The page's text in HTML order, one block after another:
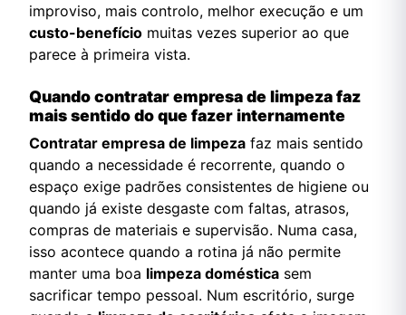
improviso, mais controlo, melhor execução e um
custo-benefício muitas vezes superior ao que
parece à primeira vista.
Quando contratar empresa de limpeza faz
mais sentido do que fazer internamente
Contratar empresa de limpeza faz mais sentido
quando a necessidade é recorrente, quando o
espaço exige padrões consistentes de higiene ou
quando já existe desgaste com faltas, atrasos,
compras de materiais e supervisão. Numa casa,
isso acontece quando a rotina já não permite
manter uma boa limpeza doméstica sem
sacrificar tempo pessoal. Num escritório, surge